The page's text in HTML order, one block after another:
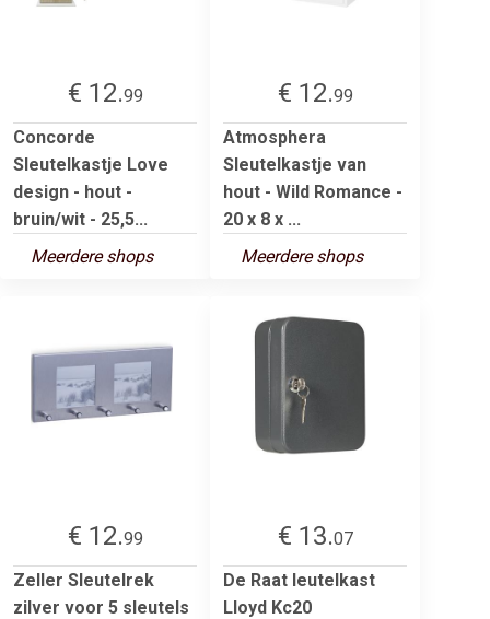
€ 12.99
Concorde
Sleutelkastje Love
design - hout -
bruin/wit - 25,5...
Meerdere shops
€ 12.99
Atmosphera
Sleutelkastje van
hout - Wild Romance -
20 x 8 x ...
Meerdere shops
€ 12.99
Zeller Sleutelrek
zilver voor 5 sleutels
€ 13.07
De Raat leutelkast
Lloyd Kc20